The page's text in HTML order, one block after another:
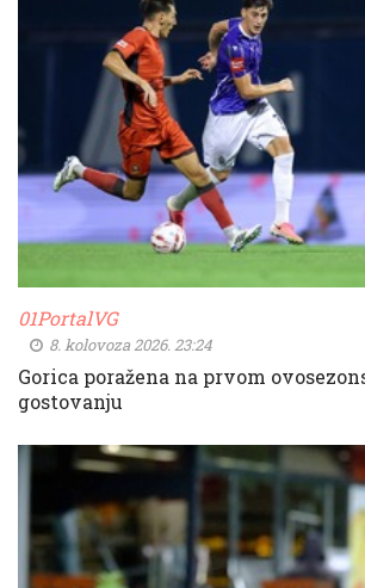
01PortalVG
8. kolovoza 2026. 23:24
Gorica poražena na prvom
gostovanju